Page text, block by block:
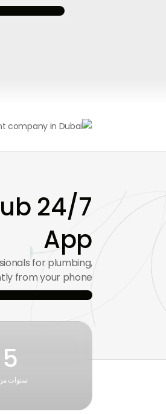
App
for plumbing,
from your phone.
سنوات